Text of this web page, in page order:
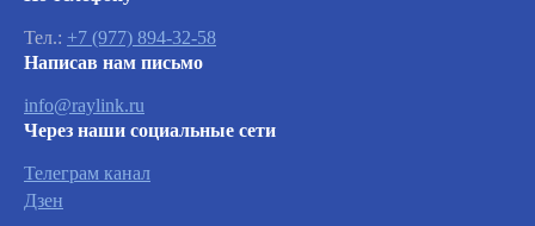
Тел.: +7 (977) 894-32-58
Написав нам письмо
info@raylink.ru
Через наши социальные сети
Телеграм канал
Дзен
Заявки на сервисное обслуживание
обрабатываются согласно очередности
обращений, а также серьезности заявленной
неисправности.